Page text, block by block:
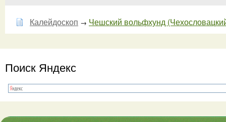
Калейдоскоп → Чешский вольфхунд
Поиск Яндекс